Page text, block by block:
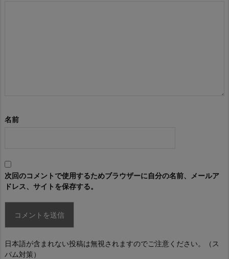
名前
次回のコメントで使用するためブラウザーに自分の名前、メールア
ドレス、サイトを保存する。
日本語が含まれない投稿は無視されますのでご注意ください。（ス
パム対策）